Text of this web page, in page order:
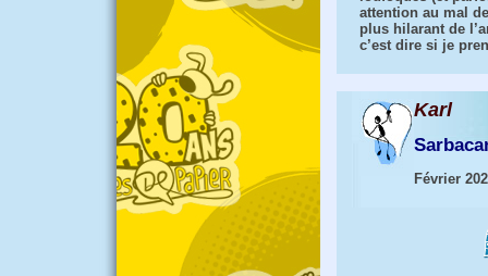
attention au mal
plus hilarant de
c’est dire si je
Karl
Février